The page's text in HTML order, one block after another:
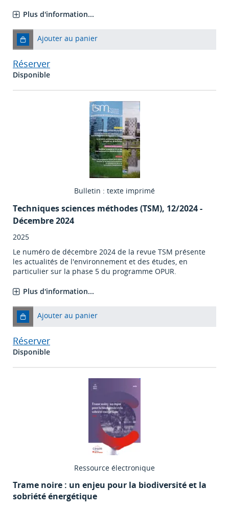
Plus d'information...
Ajouter au panier
Réserver
Disponible
Bulletin : texte imprimé
Techniques sciences méthodes (TSM), 12/2024 -
Décembre 2024
2025
Le numéro de décembre 2024 de la revue TSM présente
les actualités de l'environnement et des études, en
particulier sur la phase 5 du programme OPUR.
Plus d'information...
Ajouter au panier
Réserver
Disponible
Ressource électronique
Trame noire : un enjeu pour la biodiversité et la
sobriété énergétique